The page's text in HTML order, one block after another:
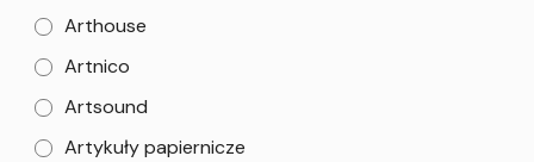
Arthouse
Artnico
Artsound
Artykuły papiernicze